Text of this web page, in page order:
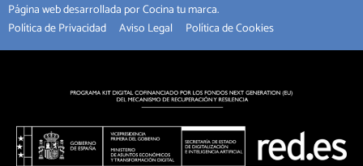
Página web desarrollada por Cocina tu marca.
Política de Privacidad
Aviso Legal Política de Cookies